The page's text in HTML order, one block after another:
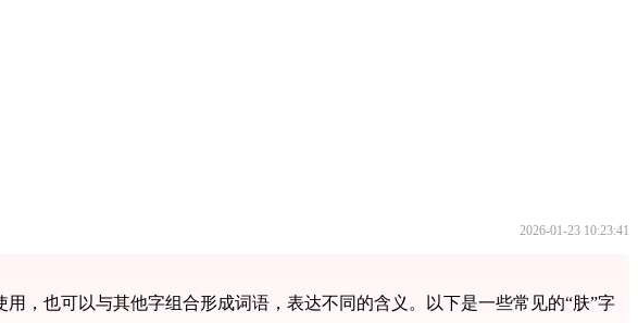
2026-01-23 10:23:41
，也可以与其他字组合形成词语，表达不同的含义。以下是一些常见的“肤”字